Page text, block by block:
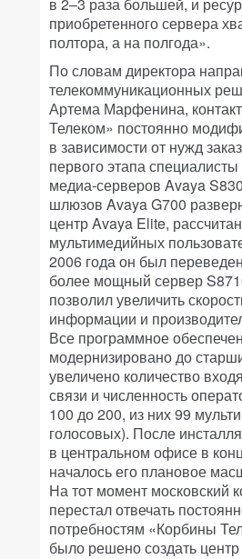
приобретенного сервера
полтора, а на полгода».
По словам директора
телекоммуникационных
Артема Марфенина,
Телеком» постоянно
в зависимости от нужд
первого этапа
медиа-серверов Avaya
шлюзов Avaya G700
центр Avaya Elite,
мультимедийных
2006 года он был
более мощный сервер
позволил увеличить
информации и
Все программное
модернизировано до
увеличено количество
связи и численность
100 до 200, из них 99
голосовых). После
в центральном офисе в
началось его плановое
На тот момент московский
перестал отвечать
потребностям «Корбины
было решено создать центр